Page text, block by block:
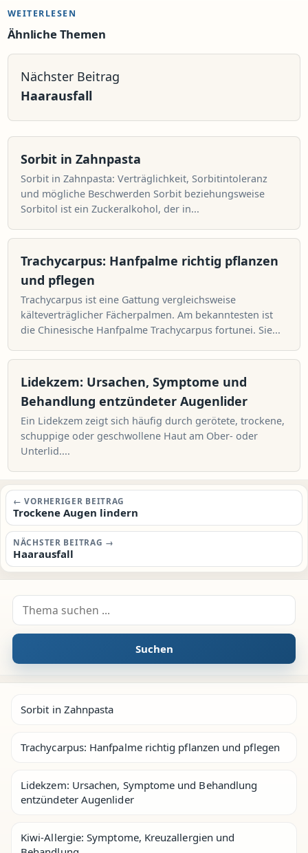
WEITERLESEN
Ähnliche Themen
Nächster Beitrag
Haarausfall
Sorbit in Zahnpasta
Sorbit in Zahnpasta: Verträglichkeit, Sorbitintoleranz
und mögliche Beschwerden Sorbit beziehungsweise
Sorbitol ist ein Zuckeralkohol, der in...
Trachycarpus: Hanfpalme richtig pflanzen
und pflegen
Trachycarpus ist eine Gattung vergleichsweise
kälteverträglicher Fächerpalmen. Am bekanntesten ist
die Chinesische Hanfpalme Trachycarpus fortunei. Sie...
Lidekzem: Ursachen, Symptome und
Behandlung entzündeter Augenlider
Ein Lidekzem zeigt sich häufig durch gerötete, trockene,
schuppige oder geschwollene Haut am Ober- oder
Unterlid....
Beitragsnavigation
← VORHERIGER BEITRAG
Trockene Augen lindern
NÄCHSTER BEITRAG →
Haarausfall
Suche nach:
Suchen
Sorbit in Zahnpasta
Trachycarpus: Hanfpalme richtig pflanzen und pflegen
Lidekzem: Ursachen, Symptome und Behandlung
entzündeter Augenlider
Kiwi-Allergie: Symptome, Kreuzallergien und